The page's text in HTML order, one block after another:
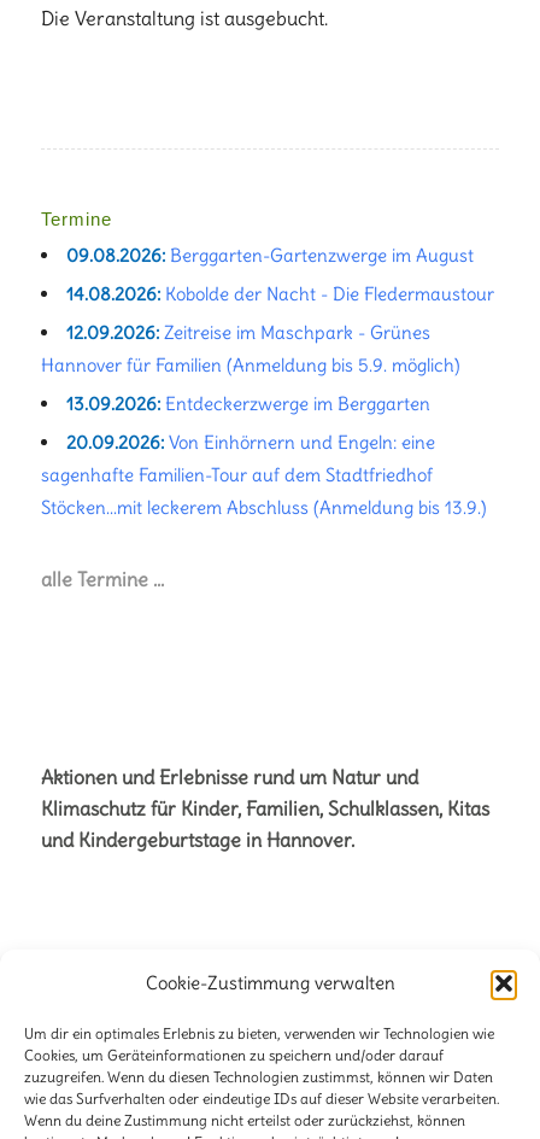
Cookie-Zustimmung verwalten
Um dir ein optimales Erlebnis zu bieten, verwenden wir Technologien wie
Cookies, um Geräteinformationen zu speichern und/oder darauf
zuzugreifen. Wenn du diesen Technologien zustimmst, können wir Daten
wie das Surfverhalten oder eindeutige IDs auf dieser Website verarbeiten.
Wenn du deine Zustimmung nicht erteilst oder zurückziehst, können
Die Veranstaltung ist ausgebucht.
Termine
09.08.2026: Berggarten-Gartenzwerge im August
14.08.2026: Kobolde der Nacht - Die Fledermaustour
12.09.2026: Zeitreise im Maschpark - Grünes
Hannover für Familien (Anmeldung bis 5.9. möglich)
13.09.2026: Entdeckerzwerge im Berggarten
20.09.2026: Von Einhörnern und Engeln: eine
sagenhafte Familien-Tour auf dem Stadtfriedhof
Stöcken...mit leckerem Abschluss (Anmeldung bis 13.9.)
alle Termine …
Aktionen und Erlebnisse rund um Natur und
Klimaschutz für Kinder, Familien, Schulklassen, Kitas
und Kindergeburtstage in Hannover.
Verena + Volker Stahnke GbR
Stöckener Str. 125
30419 Hannover